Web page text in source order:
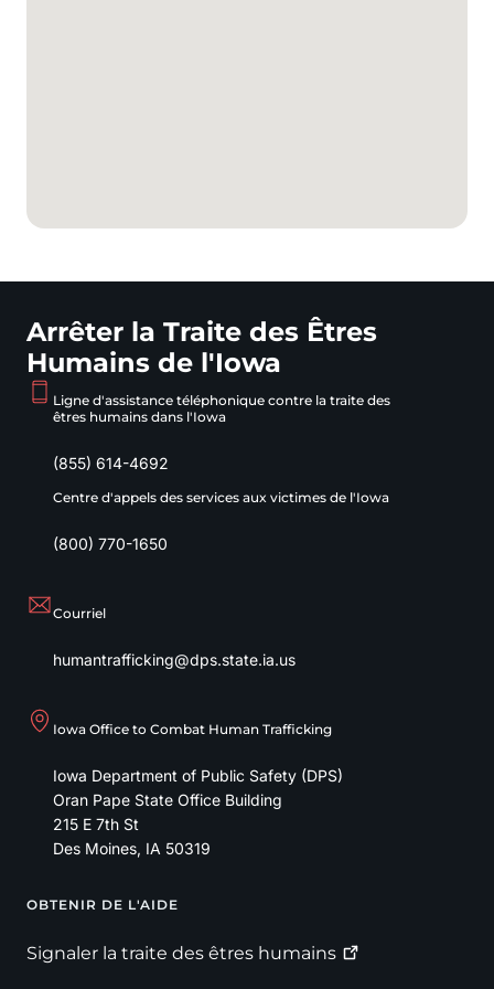
Arrêter la Traite des Êtres
Humains de l'Iowa
Ligne d'assistance téléphonique contre la traite des
êtres humains dans l'Iowa
(855) 614-4692
Centre d'appels des services aux victimes de l'Iowa
(800) 770-1650
Courriel
humantrafficking@dps.state.ia.us
Iowa Office to Combat Human Trafficking
Iowa Department of Public Safety (DPS)
Oran Pape State Office Building
215 E 7th St
Des Moines, IA 50319
Footer
OBTENIR DE L'AIDE
Signaler la traite des êtres humains